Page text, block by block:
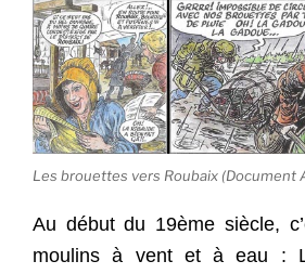
Les brouettes vers Roubaix (Document
Au début du 19ème siècle,
moulins à vent et à eau :